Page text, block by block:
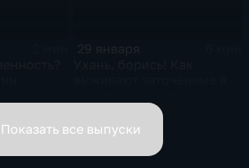
Показать все выпуски